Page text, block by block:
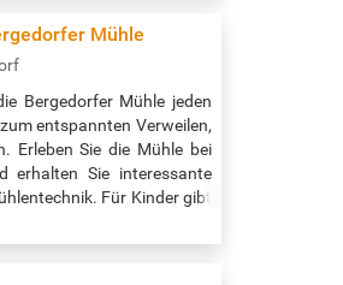
flohmarkt-august/e-
Mühle
Bergedorfer Mühle jeden
entspannten Verweilen,
Erleben Sie die Mühle bei
erhalten Sie interessante
Für Kinder gibt
– ein Mitmach-Erlebnis für